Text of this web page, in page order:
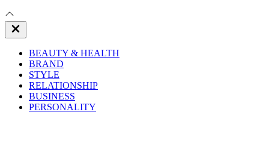
Close
Off
BEAUTY & HEALTH
BRAND
STYLE
RELATIONSHIP
BUSINESS
PERSONALITY